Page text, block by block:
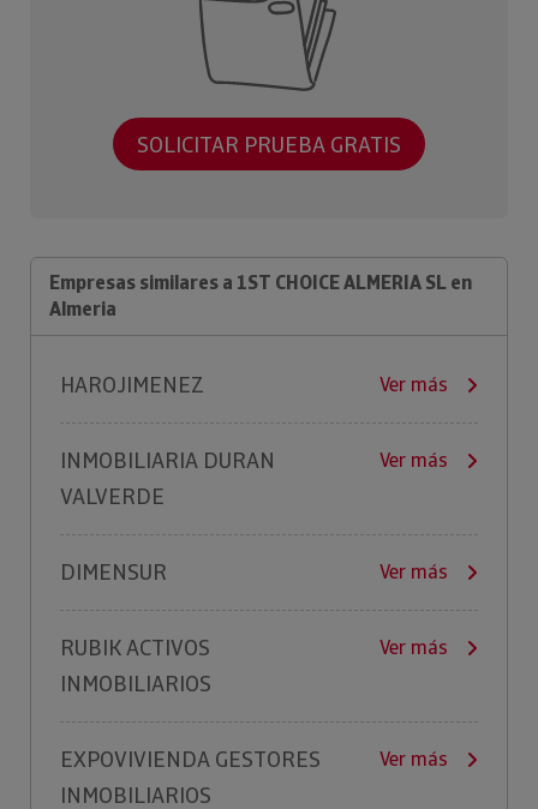
SOLICITAR PRUEBA GRATIS
Empresas similares a 1ST CHOICE ALMERIA SL en
Almeria
HAROJIMENEZ Ver más
INMOBILIARIA DURAN
VALVERDE
Ver más
DIMENSUR Ver más
RUBIK ACTIVOS
INMOBILIARIOS
Ver más
EXPOVIVIENDA GESTORES
INMOBILIARIOS
Ver más